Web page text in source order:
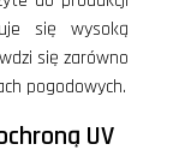
się wysoką
się zarówno
pogodowych.
UV